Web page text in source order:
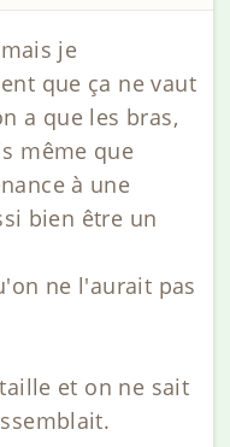
je
que ça ne vaut
a que les bras,
même que
à une
bien être un
ne l'aurait pas
et on ne sait